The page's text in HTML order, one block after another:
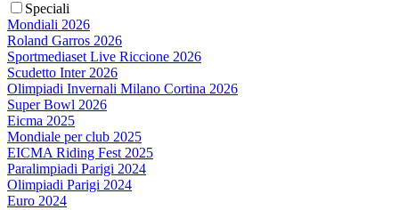
Speciali
Mondiali 2026
Roland Garros 2026
Sportmediaset Live Riccione 2026
Scudetto Inter 2026
Olimpiadi Invernali Milano Cortina 2026
Super Bowl 2026
Eicma 2025
Mondiale per club 2025
EICMA Riding Fest 2025
Paralimpiadi Parigi 2024
Olimpiadi Parigi 2024
Euro 2024